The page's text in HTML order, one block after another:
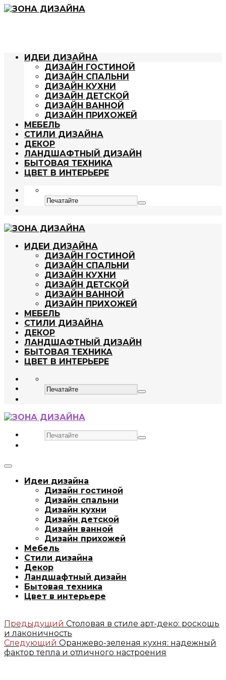
ИДЕИ ДИЗАЙНА
ДИЗАЙН ГОСТИНОЙ
ДИЗАЙН СПАЛЬНИ
ДИЗАЙН КУХНИ
ДИЗАЙН ДЕТСКОЙ
ДИЗАЙН ВАННОЙ
ДИЗАЙН ПРИХОЖЕЙ
МЕБЕЛЬ
СТИЛИ ДИЗАЙНА
ДЕКОР
ЛАНДШАФТНЫЙ ДИЗАЙН
БЫТОВАЯ ТЕХНИКА
ЦВЕТ В ИНТЕРЬЕРЕ
ИДЕИ ДИЗАЙНА
ДИЗАЙН ГОСТИНОЙ
ДИЗАЙН СПАЛЬНИ
ДИЗАЙН КУХНИ
ДИЗАЙН ДЕТСКОЙ
ДИЗАЙН ВАННОЙ
ДИЗАЙН ПРИХОЖЕЙ
МЕБЕЛЬ
СТИЛИ ДИЗАЙНА
ДЕКОР
ЛАНДШАФТНЫЙ ДИЗАЙН
БЫТОВАЯ ТЕХНИКА
ЦВЕТ В ИНТЕРЬЕРЕ
Идеи дизайна
Дизайн гостиной
Дизайн спальни
Дизайн кухни
Дизайн детской
Дизайн ванной
Дизайн прихожей
Мебель
Стили дизайна
Декор
Ландшафтный дизайн
Бытовая техника
Цвет в интерьере
Предыдущий Столовая в стиле арт-деко: роскошь
и лаконичность
Следующий Оранжево-зеленая кухня: надежный
фактор тепла и отличного настроения